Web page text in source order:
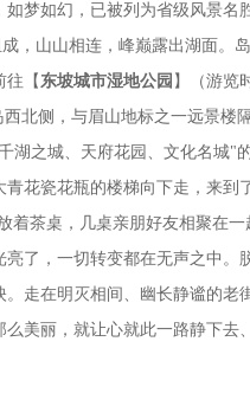
梦如幻，已被列为省级风景
，山山相连，峰巅露出湖面。
往【东坡城市湿地公园 】（游览
北侧，与眉山地标之一远景
之城、天府花园、文化名城"
花瓷花瓶的楼梯向下走，来
茶桌，几桌亲朋好友相聚在一
了，一切转变都在无声之中
走在明灭相间、幽长静谧的
美丽，就让心就此一路静下